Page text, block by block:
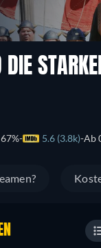
DIE
67% 5.6 (3.8k) Ab